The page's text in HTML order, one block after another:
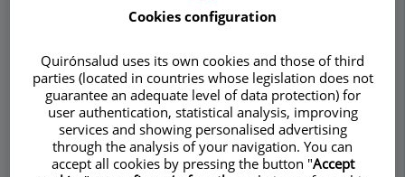
Consultori
Id
Institut de
Gastroenterologia i
Cookies configuration
Quirónsalud uses its own cookies and those of third
parties (located in countries whose legislation does not
guarantee an adequate level of data protection) for
user authentication, statistical analysis, improving
services and showing personalised advertising
through the analysis of your navigation. You can
accept all cookies by pressing the button "Accept